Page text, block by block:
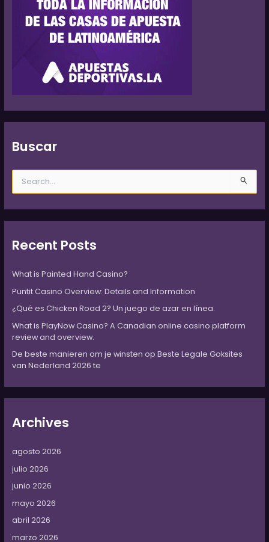
Buscar
u
r
p
r
:
Recent Posts
What is Painted Hand Casino?
Puntit Casino Overview: Details and Information
¿Qué es Chicken Road 2? Un juego de azar en línea.
What is PlayNow Casino? A Canadian online casino platform
review and overview.
De beste manieren om je winsten op Beste Legale Goksites
van Nederland 2026 te
Archives
agosto 2026
julio 2026
junio 2026
mayo 2026
abril 2026
marzo 2026